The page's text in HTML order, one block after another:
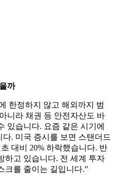
까
한정하지 않고 해외까지 범
니라 채권 등 안전자산도 바
있습니다. 요즘 같은 시기에
. 미국 증시를 보면 스탠더드
대비 20% 하락했습니다. 반
하고 있습니다. 전 세계 투자
크를 줄이는 길입니다.”